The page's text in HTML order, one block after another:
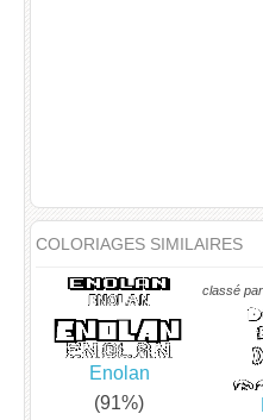
COLORIAGES SIMILAIRES
classé
Enolan
(91%)